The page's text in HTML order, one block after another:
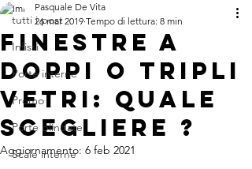
tutti i post
Infissi
Porte interne
Promo
Porte blindate
Scale interne
FINESTRE A
DOPPI O TRIPLI
VETRI: QUALE
SCEGLIERE ?
Pasquale De Vita
26 mar 2019 Tempo di lettura: 8 min
Aggiornamento: 6 feb 2021